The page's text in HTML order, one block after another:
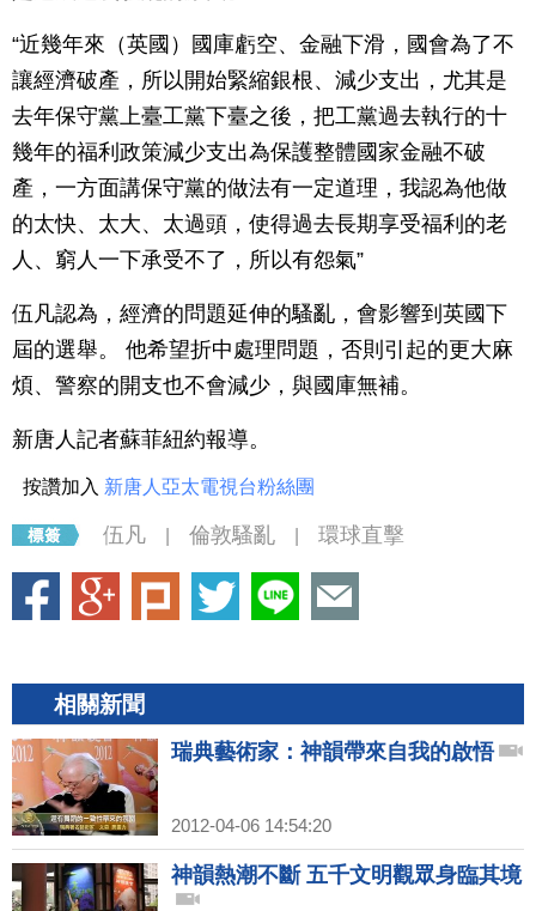
“近幾年來（英國）國庫虧空、金融下滑，國會為了不
讓經濟破產，所以開始緊縮銀根、減少支出，尤其是
去年保守黨上臺工黨下臺之後，把工黨過去執行的十
幾年的福利政策減少支出為保護整體國家金融不破
產，一方面講保守黨的做法有一定道理，我認為他做
的太快、太大、太過頭，使得過去長期享受福利的老
人、窮人一下承受不了，所以有怨氣”
伍凡認為，經濟的問題延伸的騷亂，會影響到英國下
屆的選舉。 他希望折中處理問題，否則引起的更大麻
煩、警察的開支也不會減少，與國庫無補。
新唐人記者蘇菲紐約報導。
按讚加入 新唐人亞太電視台粉絲團
伍凡 倫敦騷亂 環球直擊
相關新聞
瑞典藝術家：神韻帶來自我的啟悟
2012-04-06 14:54:20
神韻熱潮不斷 五千文明觀眾身臨其境